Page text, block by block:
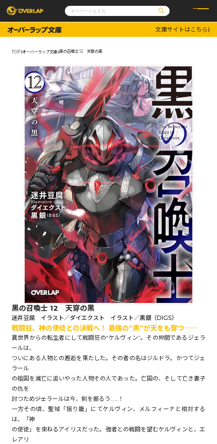
コミックガルド
コミッククリエ
その他
コミックエッセイ
ポケットモンスター
アニメ
ゲーム
通販・NEWS
OVERLAP STORE
オーバーラップ広報室
企業
会社概要
採用情報
アクセス
オーバーラップホールディングス
お問い合わせはこちら
オーバーラップ文庫
オーバーラップノベルス
オーバーラップノベルスf
ロサージュノベルス
コミックガルド
コミッククリエ
文庫サイトはこちら
TOP オーバーラップ文庫 黒の召喚士 12 天穿の黒
黒の召喚士 12 天穿の黒
迷井豆腐 イラスト／ダイエクスト イラスト／黒銀（DIGS）
戦闘狂、神の使徒との決戦へ！ 最強の“黒”が天をも穿つ――
異世界からの転生者にして戦闘狂の“ケルヴィン”。その仲間であるジェラ
ールは、
ついにある人物との邂逅を果たした。その者の名はジルドラ。かつてジェ
ラール
の祖国を滅亡に追いやった人物その人であった。亡国の、そして亡き妻子
の仇を
討つため――ジェラールは今、剣を振るう……！
一方その頃、聖域「揺り籠」にてケルヴィン、メルフィーナと相対する
は、「神
の使徒」を束ねるアイリスだった。強者との戦闘を望むケルヴィンと、エ
レアリ